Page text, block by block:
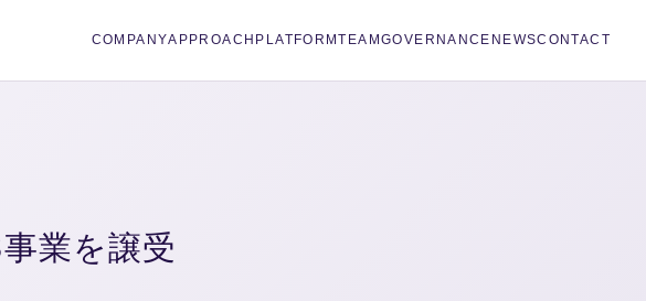
COMPANYAPPROACH PLATFORMTEAM GOVERNANCE NEWSCONTACT
業を譲受